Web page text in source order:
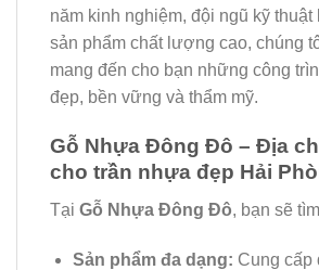
năm kinh nghiệm, đội ngũ kỹ thuật
sản phẩm chất lượng cao, chúng
mang đến cho bạn những công
đẹp, bền vững và thẩm mỹ.
Gỗ Nhựa Đông Đô – Địa
cho trần nhựa đẹp Hải
Tại Gỗ Nhựa Đông Đô, bạn sẽ
Sản phẩm đa dạng: Cung cấp